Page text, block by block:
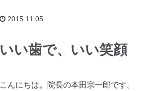
2015.11.05
いい歯で、いい笑顔
こんにちは。院長の本田宗一郎です。